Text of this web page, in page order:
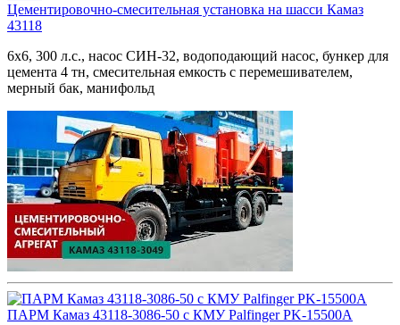
Цементировочно-смесительная установка на шасси Камаз
43118
6х6, 300 л.с., насос СИН-32, водоподающий насос, бункер для
цемента 4 тн, смесительная емкость с перемешивателем,
мерный бак, манифольд
ПАРМ Камаз 43118-3086-50 с КМУ Palfinger PK-15500A